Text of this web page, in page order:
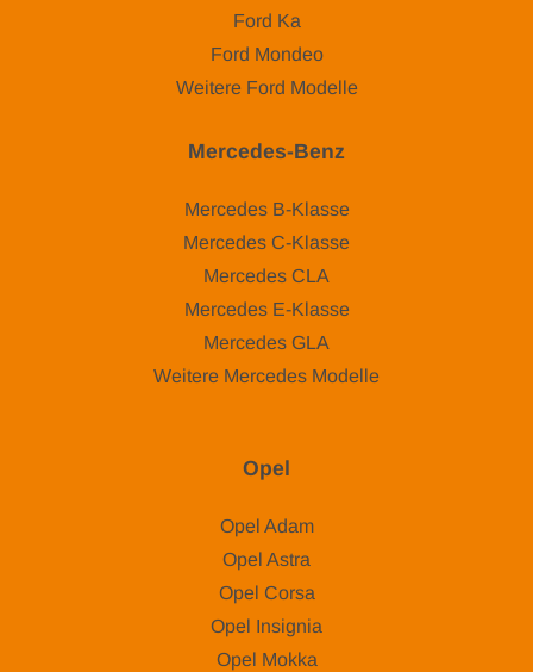
Ford Ka
Ford Mondeo
Weitere Ford Modelle
Mercedes-Benz
Mercedes B-Klasse
Mercedes C-Klasse
Mercedes CLA
Mercedes E-Klasse
Mercedes GLA
Weitere Mercedes Modelle
Opel
Opel Adam
Opel Astra
Opel Corsa
Opel Insignia
Opel Mokka